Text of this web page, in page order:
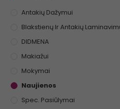
Antakių Dažymui
Blakstienų Ir Antakių
DIDMENA
Makiažui
Mokymai
Naujienos
Spec. Pasiūlymai